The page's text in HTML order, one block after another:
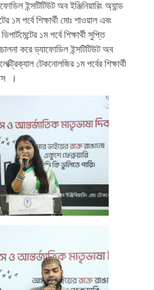
ইন্সটিটিউট অব ইঞ্জিনিয়ারিং অ্যান্ড
১ম পর্বে শিক্ষার্থী মোঃ শাওয়াল এবং
১ম পর্বে শিক্ষার্থী সুপ্তি
করে ড্যাফোডিল ইন্সটিটিউট অব
টেকনোলজির ১ম পর্বের শিক্ষার্থী
।